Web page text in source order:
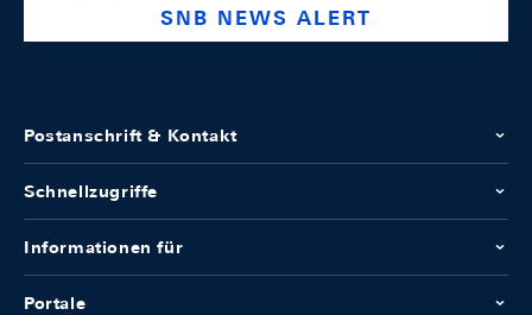
SNB NEWS ALERT
Postanschrift & Kontakt
Schnellzugriffe
Informationen für
Portale